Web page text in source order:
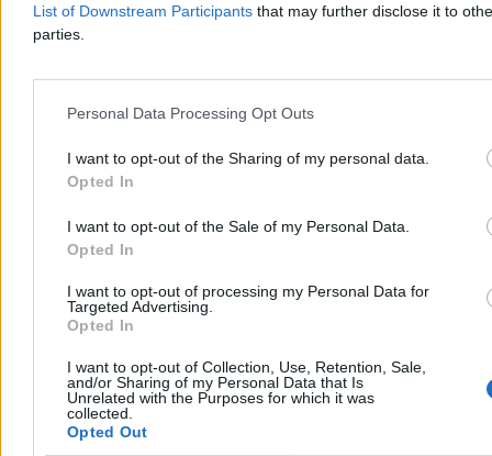
List of Downstream Participants that may further disclose it to
parties.
Personal Data Processing Opt Outs
I want to opt-out of the Sharing of my personal data.
Opted In
I want to opt-out of the Sale of my Personal Data.
Opted In
I want to opt-out of processing my Personal Data for
Targeted Advertising.
Opted In
I want to opt-out of Collection, Use, Retention, Sale,
and/or Sharing of my Personal Data that Is
Unrelated with the Purposes for which it was
collected.
Opted Out
Pikieta przeciw transportowi konnemu do
W sobotę na Palenicy Białczańskiej odbyła się pikieta przeciw
Zwierząt i DIOZ domagają się całkowitego zakazu przewozów,
twierdząc, że konie są męczone. Wozacy i eksperci weterynarii
wskazują, że zwierzęta są corocznie badane i chronione
regulaminem TPN.
Aleksandra Cieślik
Dzisiaj 19:20
Kraj